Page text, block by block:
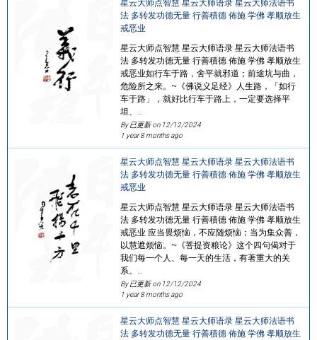
星云大师点智慧 星云大师语录 星云大师法语书
法 多转发功德无量 行善積德 佈施 学佛 孝顺放生
戒恶业
星云大师点智慧 星云大师语录 星云大师法语书
法 多转发功德无量 行善積德 佈施 学佛 孝顺放生
戒恶业如行车于路，舍平就邪道；前途坑与曲，
危险所之来。~《佛说义足经》人生路，「如行
车于路」，就好比行车于路上，一定要选择平
坦、…
By 已更新 on 12/12/2024
1 year 8 months ago
星云大师点智慧 星云大师语录 星云大师法语书
法 多转发功德无量 行善積德 佈施 学佛 孝顺放生
戒恶业
星云大师点智慧 星云大师语录 星云大师法语书
法 多转发功德无量 行善積德 佈施 学佛 孝顺放生
戒恶业 应当畏烦恼，不应随烦恼；当为集众善，
以慧遮烦恼。~《菩提资粮论》这个四句偈对于
我们每一个人、每一天的生活，有著重大的关
系。…
By 已更新 on 12/12/2024
1 year 8 months ago
星云大师点智慧 星云大师语录 星云大师法语书
法 多转发功德无量 行善積德 佈施 学佛 孝顺放生